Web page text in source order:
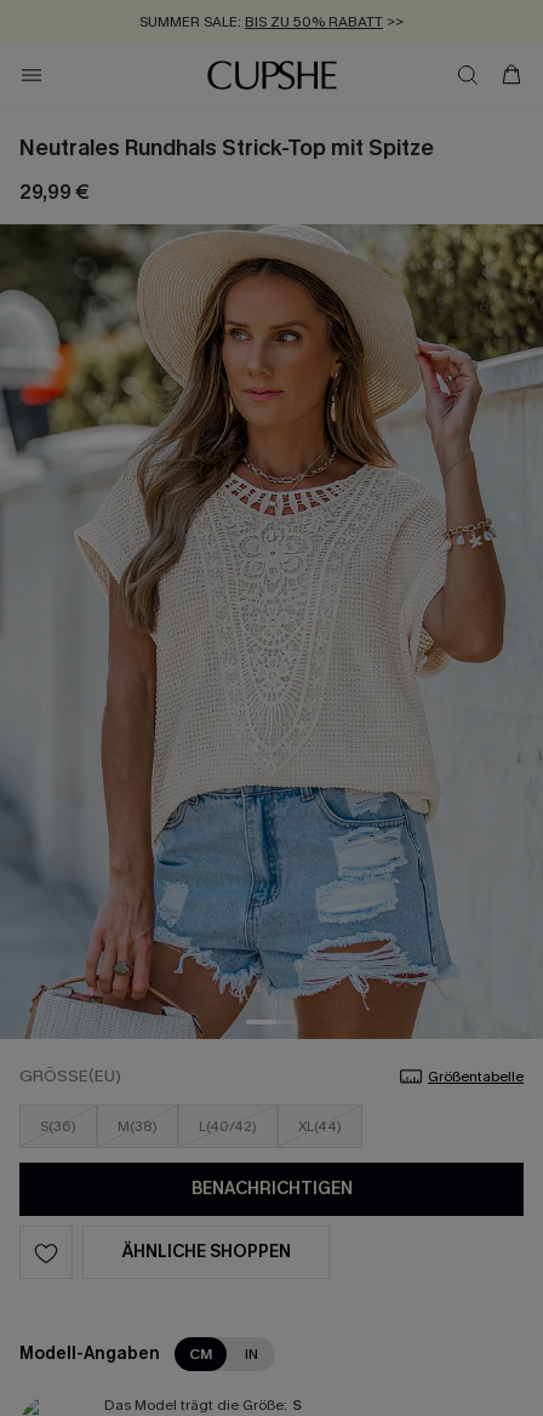
SUMMER SALE: BIS ZU 50% RABATT >>
ZUM NEWSLETTER:BIS ZU -20% EXTRA ERHALTEN
KOSTENLOSER VERSAND AB 89 €
Neutrales Rundhals Strick-Top mit Spitze
29,99 €
GRÖSSE(EU) Größentabelle
S(36) M(38) L(40/42) XL(44)
BENACHRICHTIGEN
ÄHNLICHE SHOPPEN
Modell-Angaben CM IN
Das Model trägt die Größe: S